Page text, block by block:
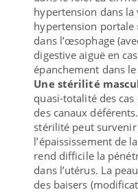
hypertension dans la
hypertension portale
dans l’œsophage
digestive aiguë en
épanchement dans le
Une stérilité
quasi-totalité des
des canaux
stérilité peut
l’épaississement de
rend difficile la
dans l’utérus. La
des baisers